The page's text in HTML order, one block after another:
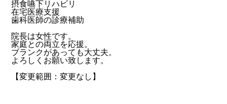
摂食嚥下リハビリ
在宅医療支援
歯科医師の診療補助
院長は女性です。
家庭との両立を応援。
ブランクがあっても大丈夫。
よろしくお願い致します。
【変更範囲：変更なし】